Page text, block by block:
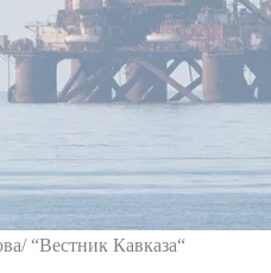
“Вестник Кавказа“